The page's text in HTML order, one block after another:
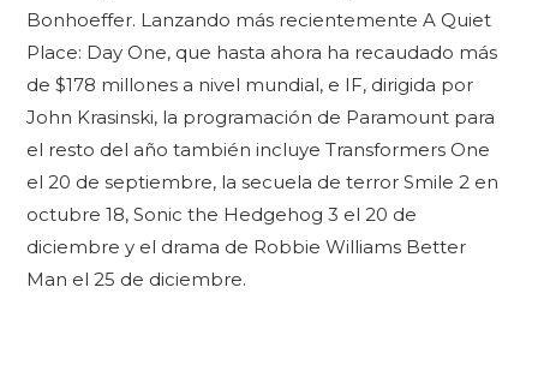
Bonhoeffer. Lanzando más recientemente A Quiet
Place: Day One, que hasta ahora ha recaudado más
de $178 millones a nivel mundial, e IF, dirigida por
John Krasinski, la programación de Paramount para
el resto del año también incluye Transformers One
el 20 de septiembre, la secuela de terror Smile 2 en
octubre 18, Sonic the Hedgehog 3 el 20 de
diciembre y el drama de Robbie Williams Better
Man el 25 de diciembre.